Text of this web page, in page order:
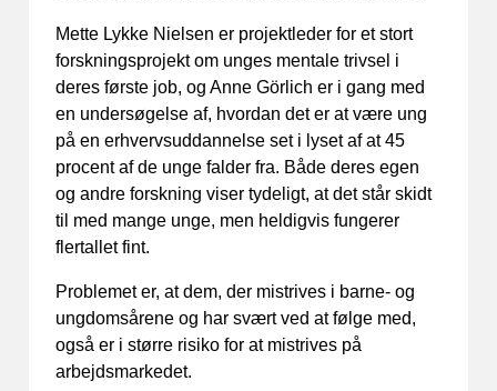
Mette Lykke Nielsen er projektleder for et stort
forskningsprojekt om unges mentale trivsel i
deres første job, og Anne Görlich er i gang med
en undersøgelse af, hvordan det er at være ung
på en erhvervsuddannelse set i lyset af at 45
procent af de unge falder fra. Både deres egen
og andre forskning viser tydeligt, at det står skidt
til med mange unge, men heldigvis fungerer
flertallet fint.
Problemet er, at dem, der mistrives i barne- og
ungdomsårene og har svært ved at følge med,
også er i større risiko for at mistrives på
arbejdsmarkedet.